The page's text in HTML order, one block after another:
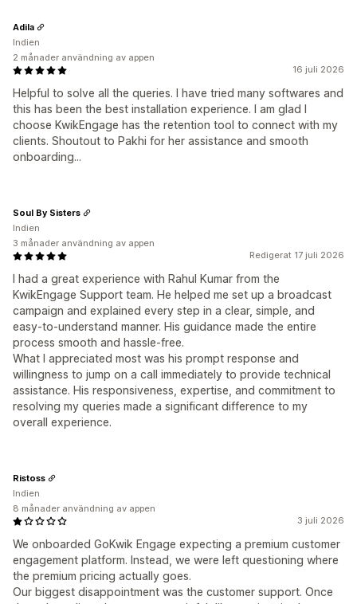
16 juli 2026
Helpful to solve all the queries. I have tried many softwares and
this has been the best installation experience. I am glad I
choose KwikEngage has the retention tool to connect with my
clients. Shoutout to Pakhi for her assistance and smooth
onboarding...
Adila
Indien
2 månader användning av appen
Redigerat 17 juli 2026
I had a great experience with Rahul Kumar from the
KwikEngage Support team. He helped me set up a broadcast
campaign and explained every step in a clear, simple, and
easy-to-understand manner. His guidance made the entire
process smooth and hassle-free.
What I appreciated most was his prompt response and
willingness to jump on a call immediately to provide technical
assistance. His responsiveness, expertise, and commitment to
resolving my queries made a significant difference to my
overall experience.
Soul By Sisters
Indien
3 månader användning av appen
3 juli 2026
We onboarded GoKwik Engage expecting a premium customer
engagement platform. Instead, we were left questioning where
the premium pricing actually goes.
Our biggest disappointment was the customer support. Once
Ristoss
Indien
8 månader användning av appen